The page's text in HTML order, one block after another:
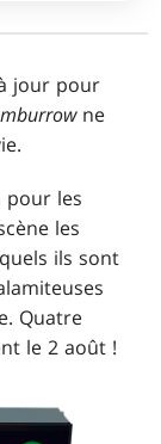
jour pour
ne
pour les
les
ils sont
Quatre
le 2 août !